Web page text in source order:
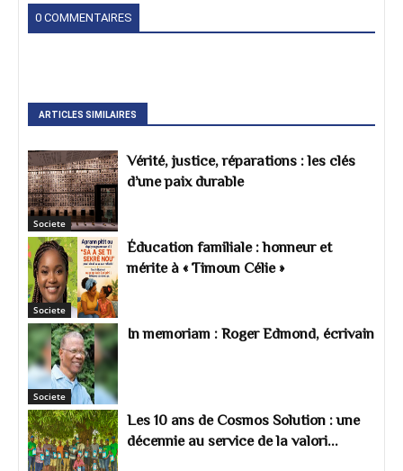
0 COMMENTAIRES
ARTICLES SIMILAIRES
Societe
Vérité, justice, réparations : les clés
d’une paix durable
Societe
Éducation familiale : honneur et
mérite à « Timoun Célie »
Societe
In memoriam : Roger Edmond, écrivain
Les 10 ans de Cosmos Solution : une
décennie au service de la valori...